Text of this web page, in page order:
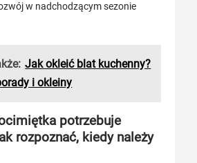
w nadchodzącym sezonie
Jak okleić blat kuchenny?
i okleiny
potrzebuje
rozpoznać, kiedy należy